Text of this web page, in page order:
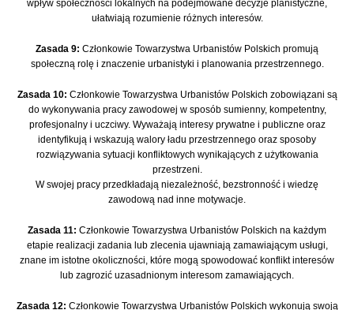
wpływ społeczności lokalnych na podejmowane decyzje planistyczne,
ułatwiają rozumienie różnych interesów.
Zasada 9: Członkowie Towarzystwa Urbanistów Polskich promują
społeczną rolę i znaczenie urbanistyki i planowania przestrzennego.
Zasada 10: Członkowie Towarzystwa Urbanistów Polskich zobowiązani są
do wykonywania pracy zawodowej w sposób sumienny, kompetentny,
profesjonalny i uczciwy. Wyważają interesy prywatne i publiczne oraz
identyfikują i wskazują walory ładu przestrzennego oraz sposoby
rozwiązywania sytuacji konfliktowych wynikających z użytkowania
przestrzeni.
W swojej pracy przedkładają niezależność, bezstronność i wiedzę
zawodową nad inne motywacje.
Zasada 11: Członkowie Towarzystwa Urbanistów Polskich na każdym
etapie realizacji zadania lub zlecenia ujawniają zamawiającym usługi,
znane im istotne okoliczności, które mogą spowodować konflikt interesów
lub zagrozić uzasadnionym interesom zamawiających.
Zasada 12: Członkowie Towarzystwa Urbanistów Polskich wykonują swoją